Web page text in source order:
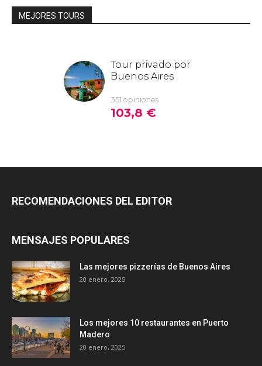
MEJORES TOURS
RECOMENDACIONES DEL EDITOR
MENSAJES POPULARES
Las mejores pizzerías de Buenos Aires
20 enero, 2025
Los mejores 10 restaurantes en Puerto
Madero
20 enero, 2025